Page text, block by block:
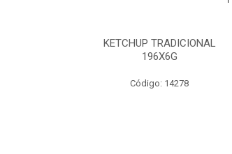
KETCHUP TRADICIONAL
196X6G
Código: 14278